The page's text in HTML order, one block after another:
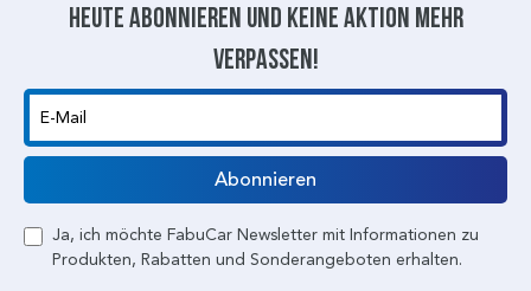
Heute abonnieren und keine aktion mehr
verpassen!
E-Mail
Abonnieren
Ja, ich möchte FabuCar Newsletter mit Informationen zu
Produkten, Rabatten und Sonderangeboten erhalten.